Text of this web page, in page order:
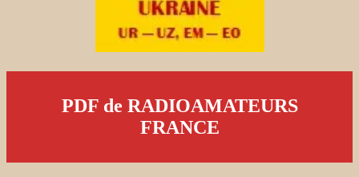
PDF de RADIOAMATEURS
FRANCE